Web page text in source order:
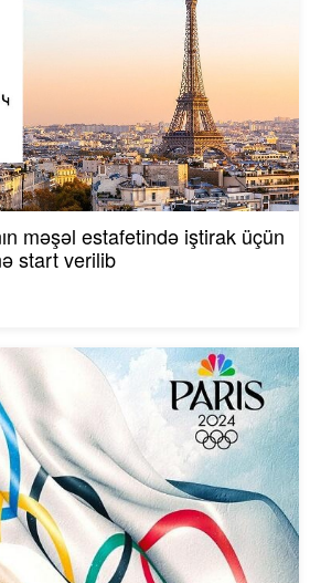
məşəl estafetində iştirak üçün
start verilib